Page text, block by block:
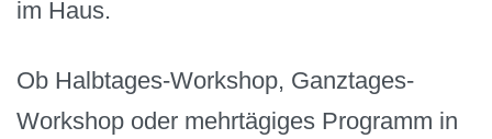
im Haus.
Ob Halbtages-Workshop, Ganztages-
Workshop oder mehrtägiges Programm in